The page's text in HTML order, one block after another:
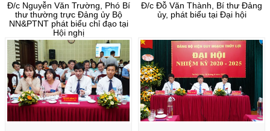
Đ/c Nguyễn Văn Trường, Phó Bí
thư thường trực Đảng ủy Bộ
NN&PTNT phát biểu chỉ đạo tại
Hội nghị
Đ/c Đỗ Văn Thành, Bí thư Đảng
ủy, phát biểu tại Đại hội